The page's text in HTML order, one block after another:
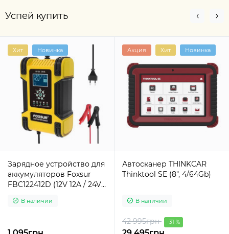
Успей купить
Хит Новинка
Зарядное устройство для
аккумуляторов Foxsur
FBC122412D (12V 12A / 24V
автоматическое
В наличии
Акция Хит Новинка
Автосканер THINKCAR
Thinktool SE (8", 4/64Gb)
В наличии
42 995грн -31 %